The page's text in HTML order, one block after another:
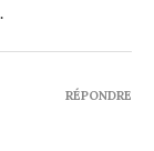
RÉPONDRE